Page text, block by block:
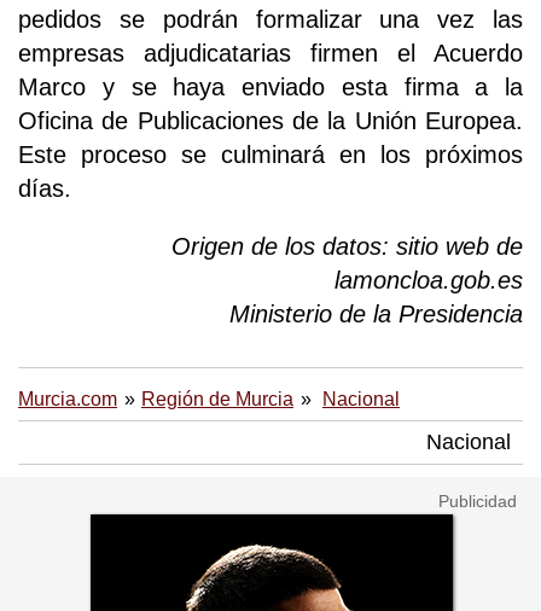
pedidos se podrán formalizar una vez las
empresas adjudicatarias firmen el Acuerdo
Marco y se haya enviado esta firma a la
Oficina de Publicaciones de la Unión Europea.
Este proceso se culminará en los próximos
días.
Origen de los datos: sitio web de
lamoncloa.gob.es
Ministerio de la Presidencia
Murcia.com Región de Murcia Nacional
Nacional